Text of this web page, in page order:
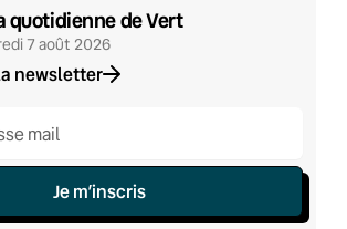
quotidienne de Vert
newsletter
7 août 2026
Je m’inscris